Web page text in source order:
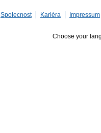
Spolecnost Kariéra Impressum
Choose your